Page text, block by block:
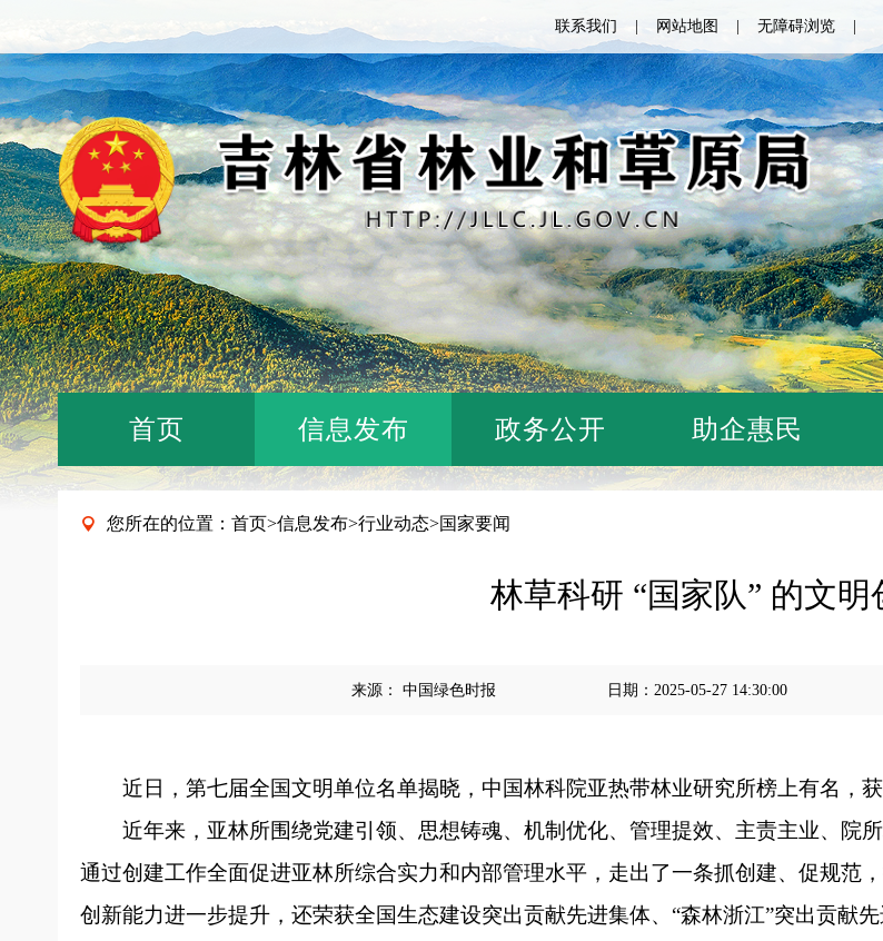
联系我们 网站地图 无障碍浏览
首页 信息发布 政务公开 助企惠民
 您所在的位置： 首页>信息发布>行业动态>国家要闻
林草科研 “国家队” 的文明
来源： 中国绿色时报 日期： 2025-05-27 14:30:00
近日，第七届全国文明单位名单揭晓，中国林科院亚热带林业研究所榜上有名，
近年来，亚林所围绕党建引领、思想铸魂、机制优化、管理提效、主责主业、院
通过创建工作全面促进亚林所综合实力和内部管理水平，走出了一条抓创建、促规范
创新能力进一步提升，还荣获全国生态建设突出贡献先进集体、“森林浙江”突出贡献先